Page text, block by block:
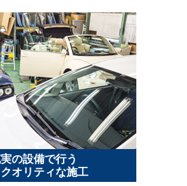
の設備で行う
オリティな施工